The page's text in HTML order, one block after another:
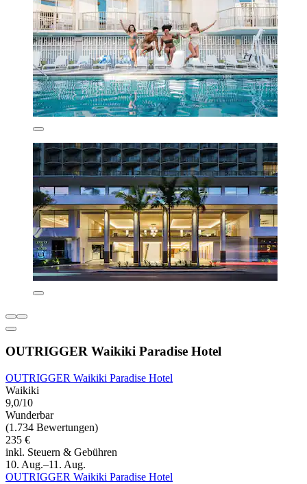
OUTRIGGER Waikiki Paradise Hotel
OUTRIGGER Waikiki Paradise Hotel
Waikiki
9,0/10
Wunderbar
(1.734 Bewertungen)
235 €
inkl. Steuern & Gebühren
10. Aug.–11. Aug.
OUTRIGGER Waikiki Paradise Hotel